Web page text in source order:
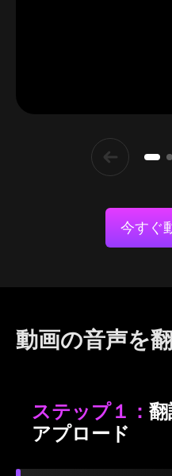
今すぐ
動画の音声を
ステップ１：
アプロード